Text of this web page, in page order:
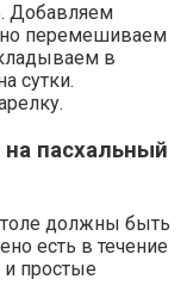
Добавляем
перемешиваем
в
сутки.
пасхальный
должны быть
есть в течение
и простые